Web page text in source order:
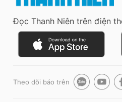
Đọc Thanh Niên trên điện
Theo dõi báo trên